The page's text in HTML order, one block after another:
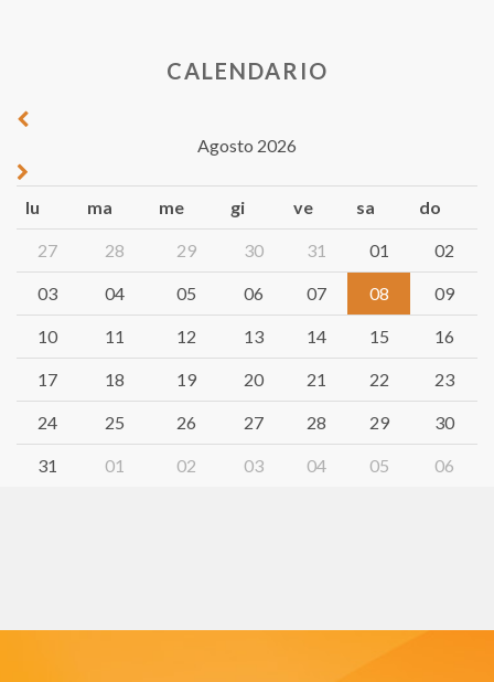
CALENDARIO
Agosto 2026
lu ma me gi ve sa do
27 28 29 30 31 01 02
03 04 05 06 07 08 09
10 11 12 13 14 15 16
17 18 19 20 21 22 23
24 25 26 27 28 29 30
31 01 02 03 04 05 06